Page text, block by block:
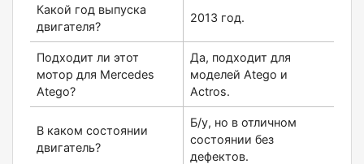
Какой год выпуска
двигателя?
2013 год.
Подходит ли этот
мотор для Mercedes
Atego?
Да, подходит для
моделей Atego и
Actros.
В каком состоянии
двигатель?
Б/у, но в отличном
состоянии без
дефектов.